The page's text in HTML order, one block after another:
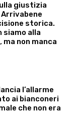
giustizia
storica.
siamo alla
non manca
l’allarme
ai bianconeri
che non era